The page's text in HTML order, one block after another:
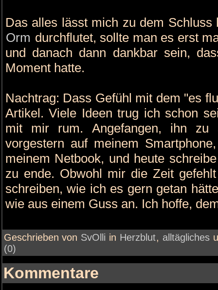
Das alles lässt mich zu dem
Orm durchflutet, sollte man es erst
und danach dann dankbar sein,
Moment hatte.
Nachtrag: Dass Gefühl mit dem "es
Artikel. Viele Ideen trug ich schon
mit mir rum. Angefangen, ihn zu
vorgestern auf meinem
meinem Netbook, und heute
zu ende. Obwohl mir die Zeit
schreiben, wie ich es gern getan
wie aus einem Guss an. Ich hoffe,
Geschrieben von SvOlli in Herzblut, alltägliches
(0)
Kommentare